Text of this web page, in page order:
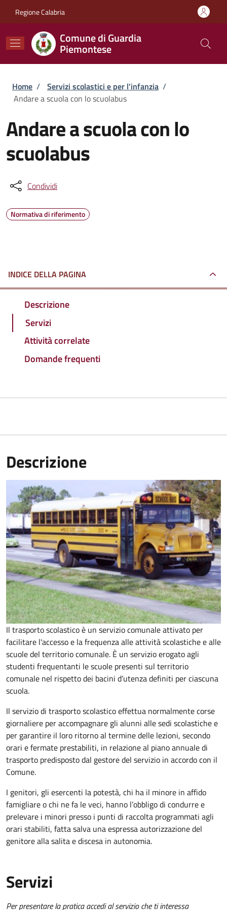
Regione Calabria
Comune di Guardia
Piemontese
Briciole di pane
Home / Servizi scolastici e per l'infanzia /
Andare a scuola con lo scuolabus
Andare a scuola con lo
scuolabus
Condividi
Normativa di riferimento
INDICE DELLA PAGINA
Descrizione
Servizi
Attività correlate
Domande frequenti
Descrizione
Il trasporto scolastico è un servizio comunale attivato per
facilitare l'accesso e la frequenza alle attività scolastiche e alle
scuole del territorio comunale. È un servizio erogato agli
studenti frequentanti le scuole presenti sul territorio
comunale nel rispetto dei bacini d’utenza definiti per ciascuna
scuola.
Il servizio di trasporto scolastico effettua normalmente corse
giornaliere per accompagnare gli alunni alle sedi scolastiche e
per garantire il loro ritorno al termine delle lezioni, secondo
orari e fermate prestabiliti, in relazione al piano annuale di
trasporto predisposto dal gestore del servizio in accordo con il
Comune.
I genitori, gli esercenti la potestà, chi ha il minore in affido
famigliare o chi ne fa le veci, hanno l’obbligo di condurre e
prelevare i minori presso i punti di raccolta programmati agli
orari stabiliti, fatta salva una espressa autorizzazione del
genitore alla salita e discesa in autonomia.
Servizi
Per presentare la pratica accedi al servizio che ti interessa